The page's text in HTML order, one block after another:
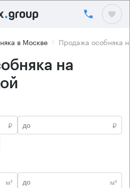
в Москве Продажа особняка
на
₽
₽
м²
м²